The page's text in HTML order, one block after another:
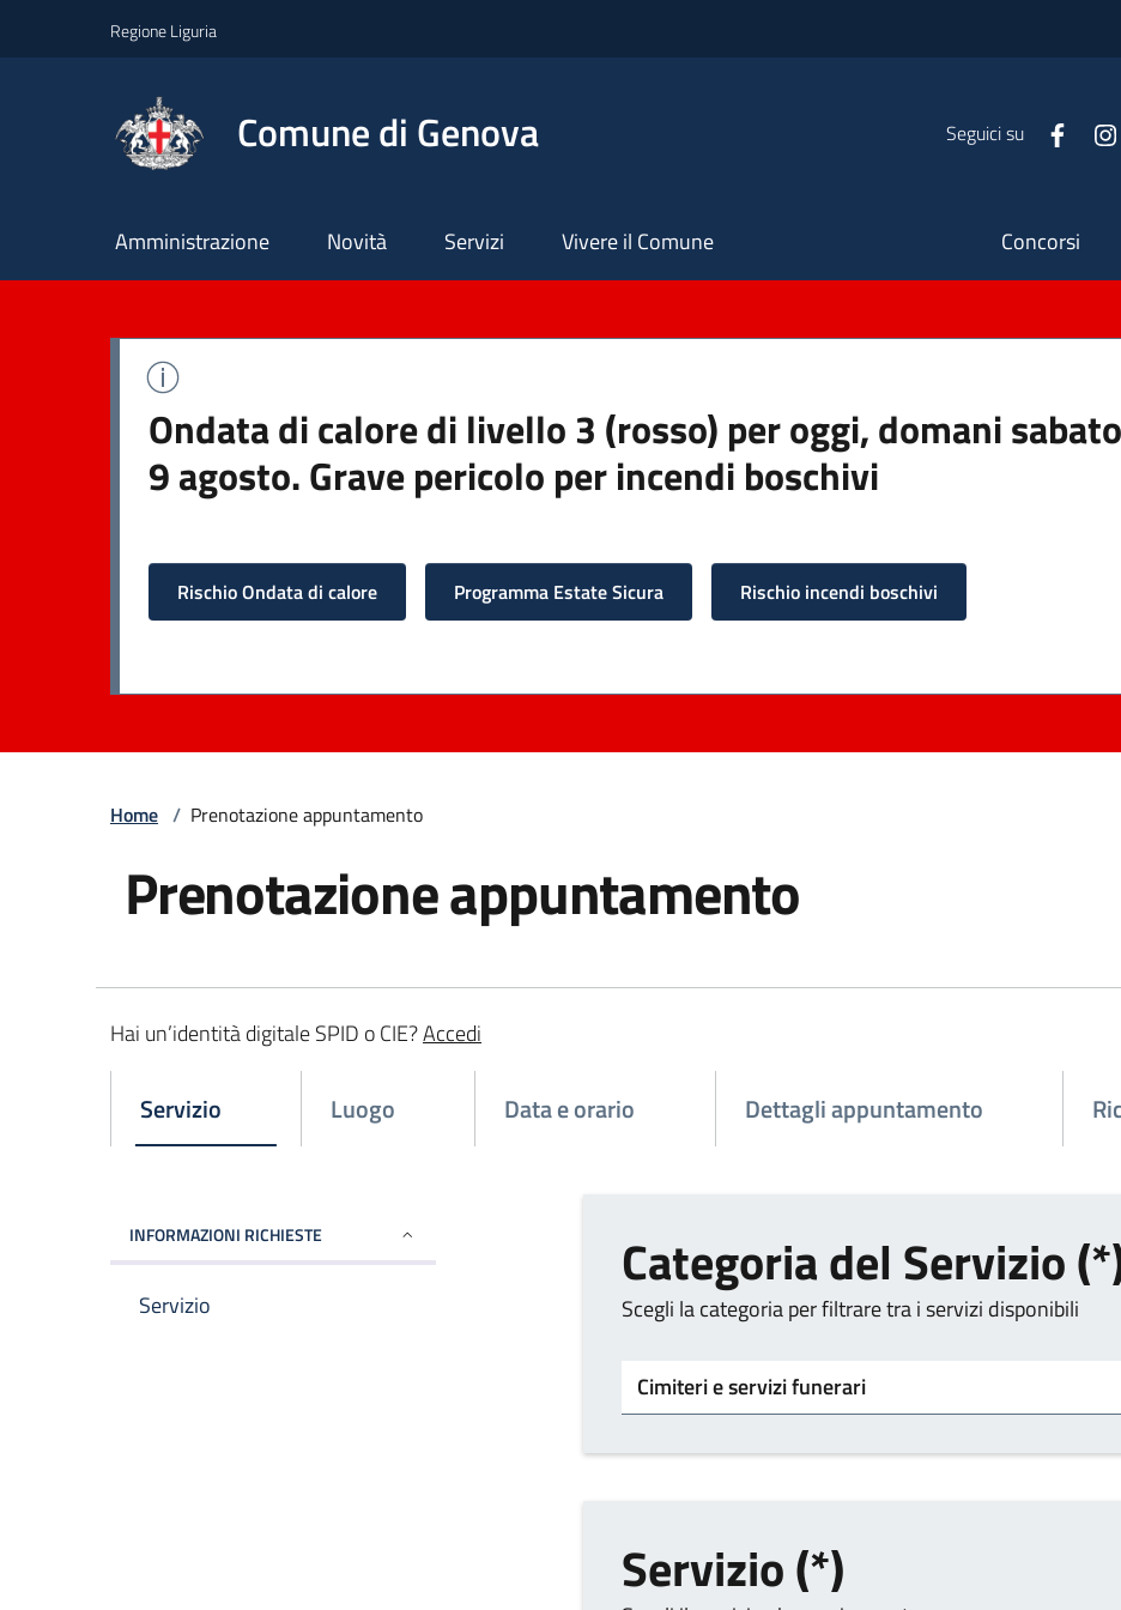
Regione Liguria
Comune di Genova Seguici su
Principale
Amministrazione Novità Servizi Vivere il Comune Concorsi
Ondata di calore di livello 3 (rosso) per oggi, domani
9 agosto. Grave pericolo per incendi boschivi
Rischio Ondata di calore Programma Estate Sicura Rischio incendi boschivi
Home / Prenotazione appuntamento
Prenotazione appuntamento
Hai un’identità digitale SPID o CIE?Accedi
Servizio Luogo Data e orario Dettagli appuntamento
INFORMAZIONI RICHIESTE
Servizio
Categoria del Servizio
Scegli la categoria per filtrare tra i servizi disponibili
Servizio (*)